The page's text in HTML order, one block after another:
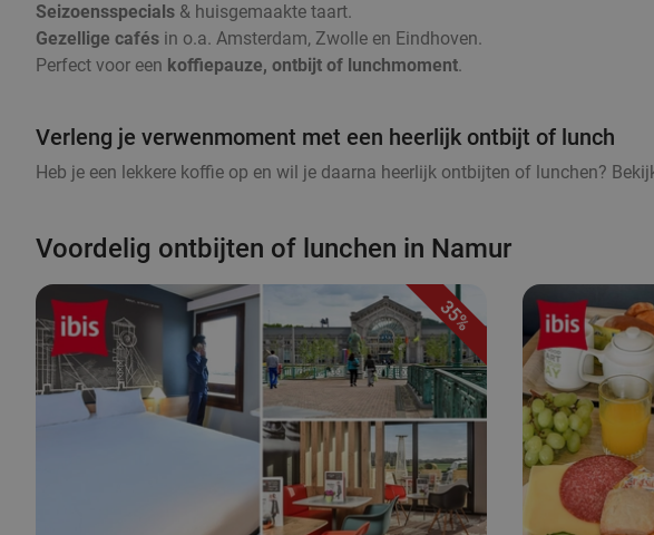
Seizoensspecials & huisgemaakte taart.
Gezellige cafés in o.a. Amsterdam, Zwolle en Eindhoven.
Perfect voor een koffiepauze, ontbijt of lunchmoment.
Verleng je verwenmoment met een heerlijk ontbijt of lunch
Heb je een lekkere koffie op en wil je daarna heerlijk ontbijten of lunchen?
Voordelig ontbijten of lunchen in Namur
35%